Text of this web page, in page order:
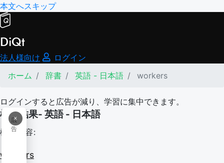
本文へスキップ
DiQt
法人様向け
ログイン
ホーム
辞書 英語 - 日本語 workers
ログインすると広告が減り、学習に集中できます。
×
広
告
検索結果- 英語 - 日本語
検索内容:
workers